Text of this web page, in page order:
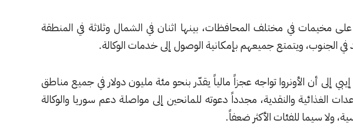
مخيمات في مختلف المحافظات، بينها اثنان في الشمال وثلاثة في المنطقة
ويتمتع جميعهم بإمكانية الوصول إلى خدمات الوكالة.
إلى أن الأونروا تواجه عجزاً مالياً يقدّر بنحو مئة مليون دولار في جميع مناطق
الغذائية والنقدية، مجدداً دعوته للمانحين إلى مواصلة دعم سوريا والوكالة
ولا سيما للفئات الأكثر ضعفاً.